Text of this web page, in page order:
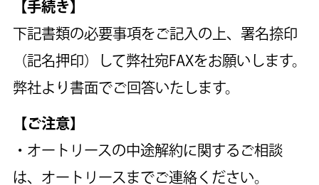
【手続き】
下記書類の必要事項をご記入の上、署名捺印
（記名押印）して弊社宛FAXをお願いします。
弊社より書面でご回答いたします。
【ご注意】
・オートリースの中途解約に関するご相談
は、オートリースまでご連絡ください。